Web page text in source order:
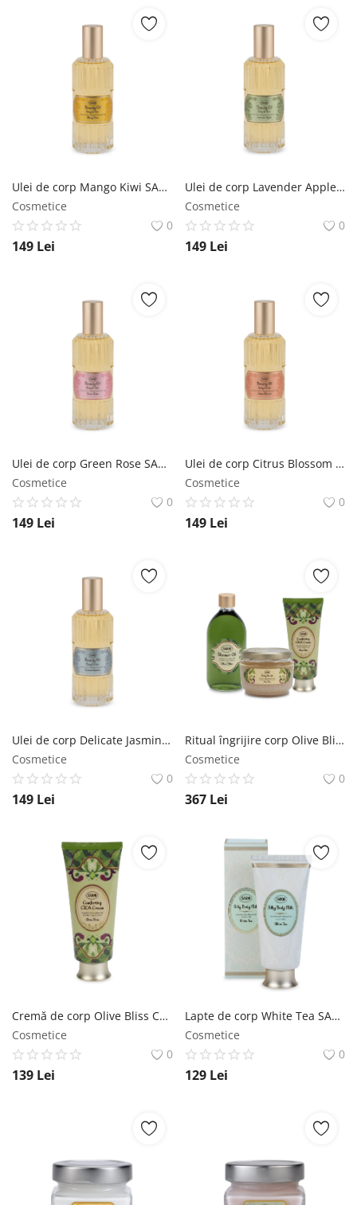
Ulei de corp Mango Kiwi SABON
Cosmetice
0
149 Lei
Ulei de corp Lavender Apple SABON
Cosmetice
0
149 Lei
Ulei de corp Green Rose SABON
Cosmetice
0
149 Lei
Ulei de corp Citrus Blossom SABON
Cosmetice
0
149 Lei
Ulei de corp Delicate Jasmine SABON
Cosmetice
0
149 Lei
Ritual îngrijire corp Olive Bliss SABON
Cosmetice
0
367 Lei
Cremă de corp Olive Bliss Comforting CICA SABON
Cosmetice
0
139 Lei
Lapte de corp White Tea SABON
Cosmetice
0
129 Lei